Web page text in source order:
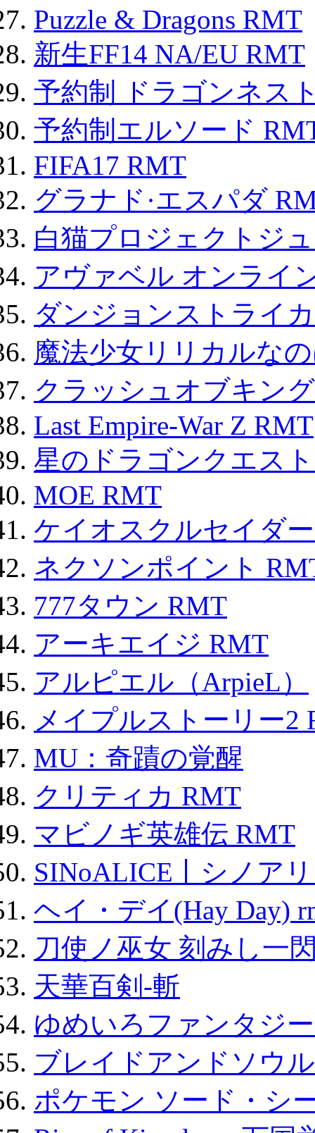
Puzzle & Dragons RMT
新生FF14 NA/EU RMT
予約制 ドラゴンネス
予約制エルソード
FIFA17 RMT
グラナド·エスパダ
白猫プロジェクトジ
アヴァベル オンライ
ダンジョンストライ
魔法少女リリカルな
クラッシュオブキン
Last Empire-War Z RMT
星のドラゴンクエス
MOE RMT
ケイオスクルセイダ
ネクソンポイント
777タウン RMT
アーキエイジ RMT
アルピエル（ArpieL）
メイプルストーリー2
MU：奇蹟の覚醒
クリティカ RMT
マビノギ英雄伝 RMT
SINoALICE丨シノア
ヘイ・デイ(Hay Day)
刀使ノ巫女 刻みし一
天華百剣-斬
ゆめいろファンタジ
ブレイドアンドソウ
ポケモン ソード・シ